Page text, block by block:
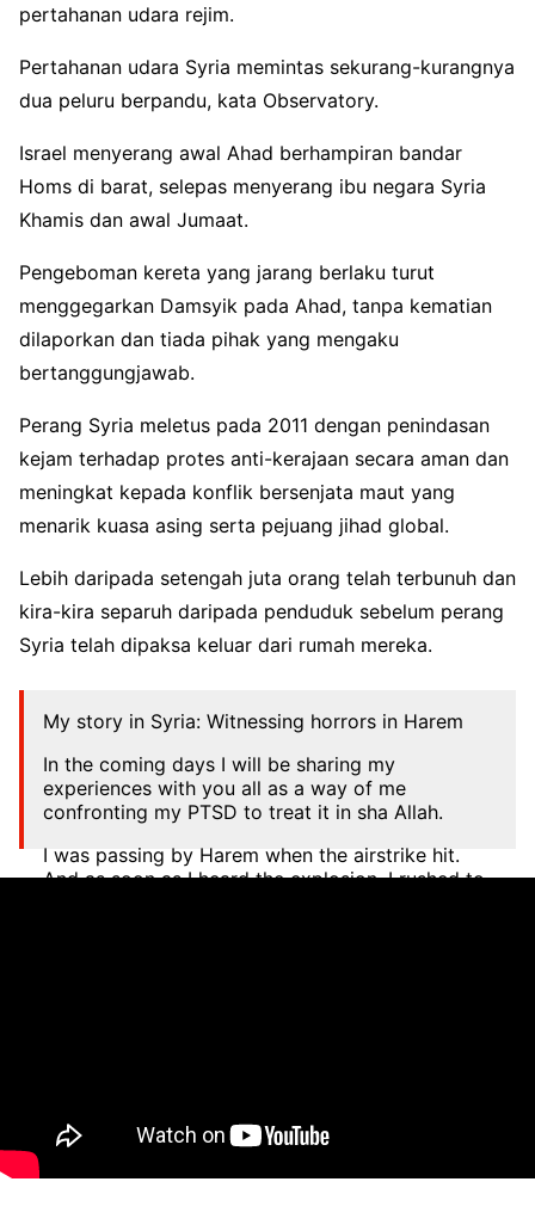
pertahanan udara rejim.
Pertahanan udara Syria memintas sekurang-kurangnya
dua peluru berpandu, kata Observatory.
Israel menyerang awal Ahad berhampiran bandar
Homs di barat, selepas menyerang ibu negara Syria
Khamis dan awal Jumaat.
Pengeboman kereta yang jarang berlaku turut
menggegarkan Damsyik pada Ahad, tanpa kematian
dilaporkan dan tiada pihak yang mengaku
bertanggungjawab.
Perang Syria meletus pada 2011 dengan penindasan
kejam terhadap protes anti-kerajaan secara aman dan
meningkat kepada konflik bersenjata maut yang
menarik kuasa asing serta pejuang jihad global.
Lebih daripada setengah juta orang telah terbunuh dan
kira-kira separuh daripada penduduk sebelum perang
Syria telah dipaksa keluar dari rumah mereka.
My story in Syria: Witnessing horrors in Harem
In the coming days I will be sharing my
experiences with you all as a way of me
confronting my PTSD to treat it in sha Allah.
I was passing by Harem when the airstrike hit.
And as soon as I heard the explosion, I rushed to